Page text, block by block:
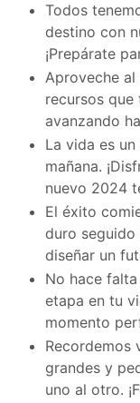
Todos
destino con
¡Prepárate
Aproveche
recursos que
avanzando
La vida es
mañana.
nuevo 2024
El éxito
duro seguido
diseñar un
No hace
etapa en tu
momento
Recordemos
grandes y
uno al otro.